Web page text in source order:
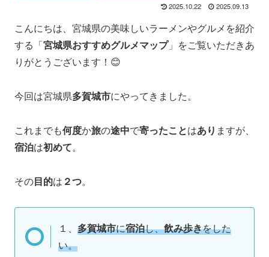
2025.10.22 2025.09.13
こんにちは、宮城県の美味しいラーメンやグルメを紹介
する「宮城県おすすめグルメマップ」をご覧いただきあ
りがとうございます！😊
今回は宮城県多賀城市にやってきました。
これまでも何度か旅の途中で寄ったことはあり ますが、
宿泊は初めて。
その目的は ２つ。
１、 多賀城市に宿泊し、飲み歩きをした
い。